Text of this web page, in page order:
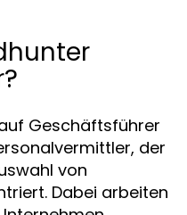
Geschäftsführer
der
von
Dabei arbeiten